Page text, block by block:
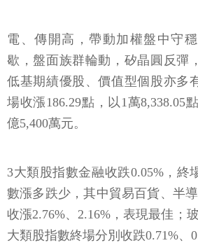
電、傳開高，帶動加權盤中守
歇，盤面族群輪動，矽晶圓反彈
低基期績優股、價值型個股亦多
場收漲186.29點，以1萬8,338.05
億5,400萬元。
3大類股指數金融收跌0.05%，終
數漲多跌少，其中貿易百貨、半
收漲2.76%、2.16%，表現最佳；
大類股指數終場分別收跌0.71%、